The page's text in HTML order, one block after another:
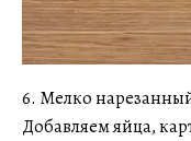
6. Мелко
Добавляем яйца,